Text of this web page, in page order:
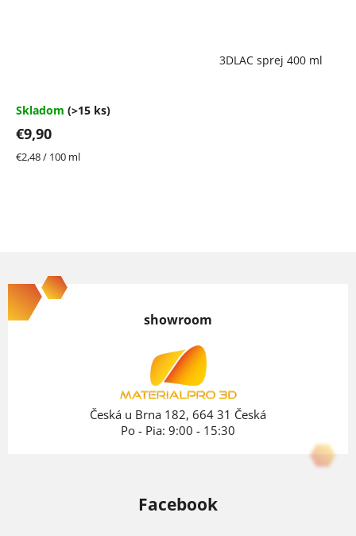
3DLAC sprej 400 ml
4,7
5
hviezdičiek.
Skladom (>15 ks)
€9,90
Jednotková
€2,48 / 100 ml
á
p
showroom
Česká u Brna 182, 664 31 Česká
Po - Pia: 9:00 - 15:30
Facebook